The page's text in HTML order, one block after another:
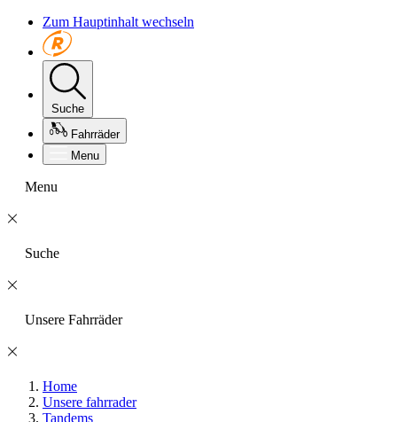
Zum Hauptinhalt wechseln
Suche
Fahrräder
Menu
Menu
Suche
Unsere Fahrräder
Home
Unsere fahrrader
Tandems